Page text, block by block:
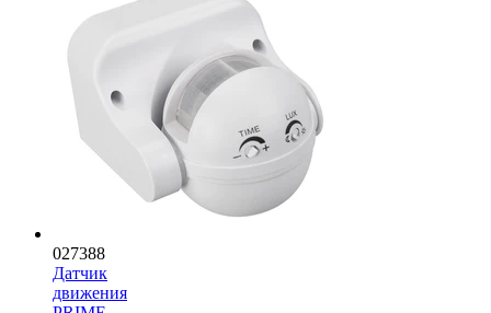
027388
Датчик
движения